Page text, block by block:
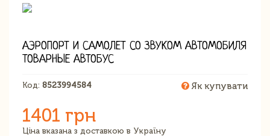
АЭРОПОРТ И САМОЛЕТ СО ЗВУКОМ АВТОМОБИЛЯ
ТОВАРНЫЕ АВТОБУС
Код: 8523994584 Як купувати
1401 грн
Ціна вказана з доставкою в Україну